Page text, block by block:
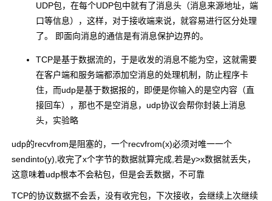
UDP包，在每个UDP包中就有了消息头（消息来源地址，端
口等信息），这样，对于接收端来说，就容易进行区分处理
了。 即面向消息的通信是有消息保护边界的。
TCP是基于数据流的，于是收发的消息不能为空，这就需要
在客户端和服务端都添加空消息的处理机制，防止程序卡
住，而udp是基于数据报的，即便是你输入的是空内容（直
接回车），那也不是空消息，udp协议会帮你封装上消息
头，实验略
udp的recvfrom是阻塞的，一个recvfrom(x)必须对唯一一个
sendinto(y),收完了x个字节的数据就算完成,若是y>x数据就丢失，
这意味着udp根本不会粘包，但是会丢数据，不可靠
TCP的协议数据不会丢，没有收完包，下次接收，会继续上次继续